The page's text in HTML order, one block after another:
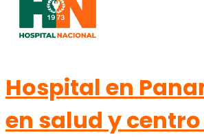
Hospital en
en salud y